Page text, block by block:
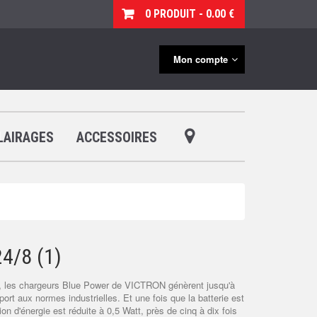
0 PRODUIT - 0.00 €
Mon compte
ACCESSOIRES
8 (1)
chargeurs Blue Power de VICTRON génèrent jusqu'à
aux normes industrielles. Et une fois que la batterie est
d'énergie est réduite à 0,5 Watt, près de cinq à dix fois